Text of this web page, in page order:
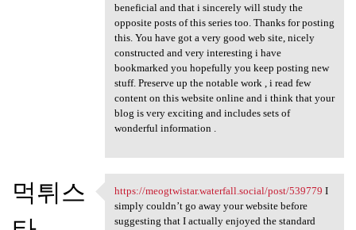
beneficial and that i sincerely will study the
opposite posts of this series too. Thanks for posting
this. You have got a very good web site, nicely
constructed and very interesting i have
bookmarked you hopefully you keep posting new
stuff. Preserve up the notable work , i read few
content on this website online and i think that your
blog is very exciting and includes sets of
wonderful information .
먹튀스
https://meogtwistar.waterfall
https://meogtwistar.waterfall.social/post/539779 I
simply couldn’t go away your website before
suggesting that I actually enjoyed the standard